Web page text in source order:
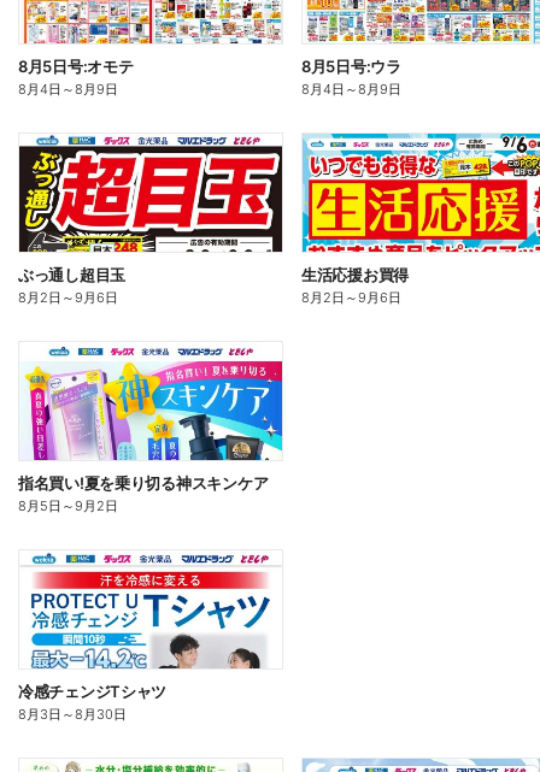
8月5日号:オモテ
8月4日 ～8月9日
8月5日号:ウラ
8月4日 ～8月9日
ぶっ通し超目玉
8月2日 ～9月6日
生活応援お買得
8月2日 ～9月6日
指名買い!夏を乗り切る神スキンケア
8月5日 ～9月2日
冷感チェンジTシャツ
8月3日 ～8月30日